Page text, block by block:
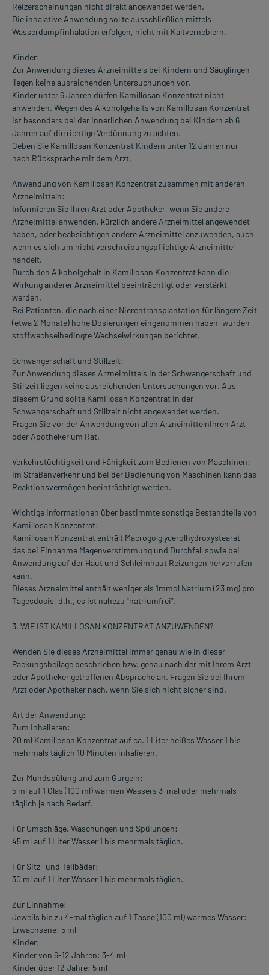
Reizerscheinungen nicht direkt angewendet werden.
Die inhalative Anwendung sollte ausschließlich mittels
Wasserdampfinhalation erfolgen, nicht mit Kaltverneblern.
Kinder:
Zur Anwendung dieses Arzneimittels bei Kindern und Säuglingen
liegen keine ausreichenden Untersuchungen vor.
Kinder unter 6 Jahren dürfen Kamillosan Konzentrat nicht
anwenden. Wegen des Alkoholgehalts von Kamillosan Konzentrat
ist besonders bei der innerlichen Anwendung bei Kindern ab 6
Jahren auf die richtige Verdünnung zu achten.
Geben Sie Kamillosan Konzentrat Kindern unter 12 Jahren nur
nach Rücksprache mit dem Arzt.
Anwendung von Kamillosan Konzentrat zusammen mit anderen
Arzneimitteln:
Informieren Sie Ihren Arzt oder Apotheker, wenn Sie andere
Arzneimittel anwenden, kürzlich andere Arzneimittel angewendet
haben, oder beabsichtigen andere Arzneimittel anzuwenden, auch
wenn es sich um nicht verschreibungspflichtige Arzneimittel
handelt.
Durch den Alkoholgehalt in Kamillosan Konzentrat kann die
Wirkung anderer Arzneimittel beeinträchtigt oder verstärkt
werden.
Bei Patienten, die nach einer Nierentransplantation für längere Zeit
(etwa 2 Monate) hohe Dosierungen eingenommen haben, wurden
stoffwechselbedingte Wechselwirkungen berichtet.
Schwangerschaft und Stillzeit:
Zur Anwendung dieses Arzneimittels in der Schwangerschaft und
Stillzeit liegen keine ausreichenden Untersuchungen vor. Aus
diesem Grund sollte Kamillosan Konzentrat in der
Schwangerschaft und Stillzeit nicht angewendet werden.
Fragen Sie vor der Anwendung von allen ArzneimittelnIhren Arzt
oder Apotheker um Rat.
Verkehrstüchtigkeit und Fähigkeit zum Bedienen von Maschinen:
Im Straßenverkehr und bei der Bedienung von Maschinen kann das
Reaktionsvermögen beeinträchtigt werden.
Wichtige Informationen über bestimmte sonstige Bestandteile von
Kamillosan Konzentrat:
Kamillosan Konzentrat enthält Macrogolglycerolhydroxystearat,
das bei Einnahme Magenverstimmung und Durchfall sowie bei
Anwendung auf der Haut und Schleimhaut Reizungen hervorrufen
kann.
Dieses Arzneimittel enthält weniger als 1mmol Natrium (23 mg) pro
Tagesdosis, d.h., es ist nahezu "natriumfrei".
3. WIE IST KAMILLOSAN KONZENTRAT ANZUWENDEN?
Wenden Sie dieses Arzneimittel immer genau wie in dieser
Packungsbeilage beschrieben bzw. genau nach der mit Ihrem Arzt
oder Apotheker getroffenen Absprache an. Fragen Sie bei Ihrem
Arzt oder Apotheker nach, wenn Sie sich nicht sicher sind.
Art der Anwendung:
Zum Inhalieren:
20 ml Kamillosan Konzentrat auf ca. 1 Liter heißes Wasser 1 bis
mehrmals täglich 10 Minuten inhalieren.
Zur Mundspülung und zum Gurgeln:
5 ml auf 1 Glas (100 ml) warmen Wassers 3-mal oder mehrmals
täglich je nach Bedarf.
Für Umschläge, Waschungen und Spülungen:
45 ml auf 1 Liter Wasser 1 bis mehrmals täglich.
Für Sitz- und Teilbäder:
30 ml auf 1 Liter Wasser 1 bis mehrmals täglich.
Zur Einnahme:
Jeweils bis zu 4-mal täglich auf 1 Tasse (100 ml) warmes Wasser:
Erwachsene: 5 ml
Kinder:
Kinder von 6-12 Jahren: 3-4 ml
Kinder über 12 Jahre: 5 ml